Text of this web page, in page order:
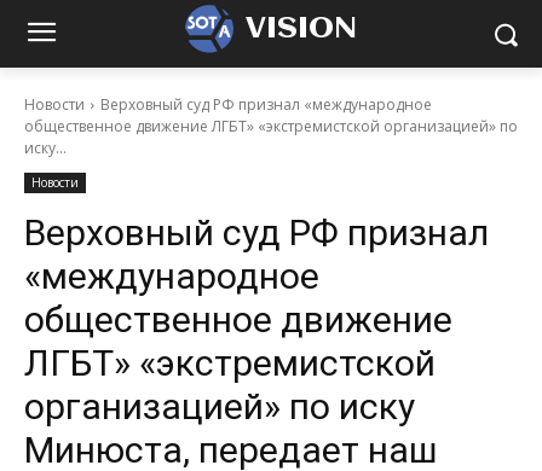
VISION
Новости
Верховный суд РФ признал «международное
общественное движение ЛГБТ» «экстремистской организацией» по
иску...
Новости
Верховный суд РФ признал
«международное
общественное движение
ЛГБТ» «экстремистской
организацией» по иску
Минюста, передает наш